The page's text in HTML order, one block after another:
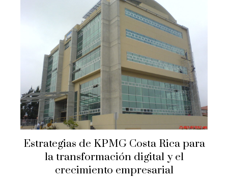
Estrategias de KPMG Costa Rica para
la transformación digital y el
crecimiento empresarial